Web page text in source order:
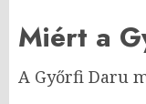
Miért a
A Győrfi Daru